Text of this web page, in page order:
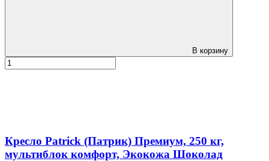
В корзину
Кресло Patrick (Патрик) Премиум, 250 кг,
мультиблок комфорт, Экокожа Шоколад